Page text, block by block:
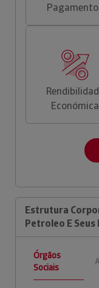
Económica
Estrutura
Petroleo E
Órgãos
Sociais